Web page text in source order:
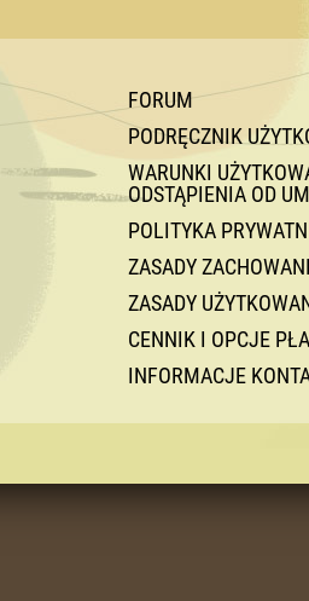
FORUM
PODRĘCZNIK
WARUNKI
ODSTĄPIENIA OD
POLITYKA
ZASADY
ZASADY
CENNIK I OPCJE
INFORMACJE